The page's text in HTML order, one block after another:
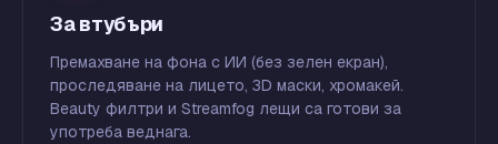
За втубъри
Премахване на фона с ИИ (без зелен екран),
проследяване на лицето, 3D маски, хромакей.
Beauty филтри и Streamfog лещи са готови за
употреба веднага.